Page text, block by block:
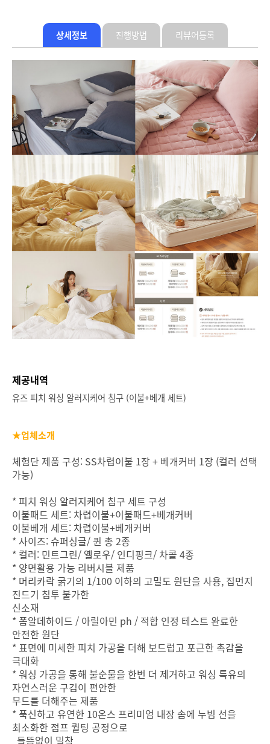
상세정보 진행방법 리뷰어등록
제공내역
유즈 피치 워싱 알러지케어 침구 (이불+베개 세트)
★업체소개
체험단 제품 구성: SS차렵이불 1장 + 베개커버 1장 (컬러 선택
가능)
* 피치 워싱 알러지케어 침구 세트 구성
이불패드 세트: 차렵이불+이불패드+베개커버
이불베개 세트: 차렵이불+베개커버
* 사이즈: 슈퍼싱글/ 퀸 총 2종
* 컬러: 민트그린/ 옐로우/ 인디핑크/ 차콜 4종
* 양면활용 가능 리버시블 제품
* 머리카락 굵기의 1/100 이하의 고밀도 원단을 사용, 집먼지
진드기 침투 불가한
신소재
* 폼알데하이드 / 아릴아민 ph / 적합 인정 테스트 완료한
안전한 원단
* 표면에 미세한 피치 가공을 더해 보드럽고 포근한 촉감을
극대화
* 워싱 가공을 통해 불순물을 한번 더 제거하고 워싱 특유의
자연스러운 구김이 편안한
무드를 더해주는 제품
* 푹신하고 유연한 10온스 프리미엄 내장 솜에 누빔 선을
최소화한 점프 퀄팅 공정으로
들뜸없이 밀착